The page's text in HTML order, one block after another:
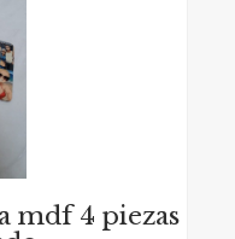
mdf 4 piezas